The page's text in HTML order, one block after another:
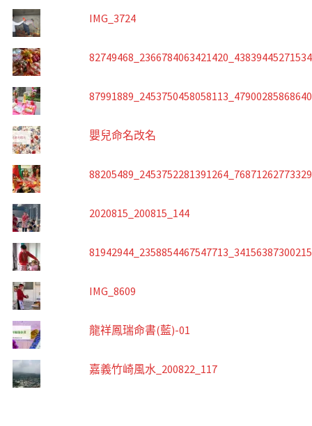
IMG_3724
嬰兒命名改名
2020815_200815_144
IMG_8609
龍祥鳳瑞命書(藍)-01
嘉義竹崎風水_200822_117